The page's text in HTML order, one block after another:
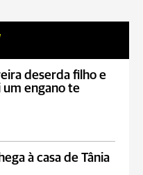
deserda filho e
um engano te
à casa de Tânia